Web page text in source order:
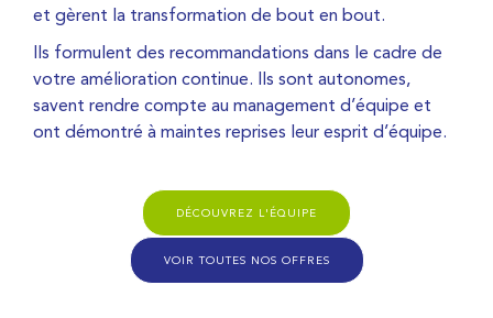
et gèrent la transformation de bout en bout.
Ils formulent des recommandations dans le cadre de
votre amélioration continue. Ils sont autonomes,
savent rendre compte au management d’équipe et
ont démontré à maintes reprises leur esprit d’équipe.
DÉCOUVREZ L'ÉQUIPE
VOIR TOUTES NOS OFFRES